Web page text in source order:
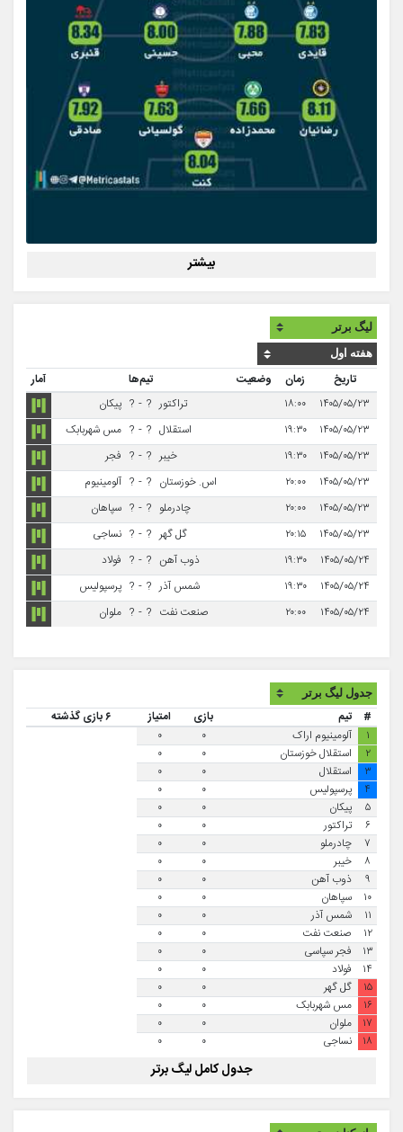
بیشتر
تاریخ زمان وضعیت تیم‌ها
آمار
۱۴۰۵/۰۵/۲۳
۱۸:۰۰ تراکتور ?
-
? پیکان
۱۴۰۵/۰۵/۲۳
۱۹:۳۰ استقلال ?
-
? مس شهربابک
۱۴۰۵/۰۵/۲۳
۱۹:۳۰ خیبر ?
-
? فجر
۱۴۰۵/۰۵/۲۳
۲۰:۰۰ اس. خوزستان ?
-
? آلومینیوم
۱۴۰۵/۰۵/۲۳
۲۰:۰۰ چادرملو ?
-
? سپاهان
۱۴۰۵/۰۵/۲۳
۲۰:۱۵ گل گهر ?
-
? نساجی
۱۴۰۵/۰۵/۲۴
۱۹:۳۰ ذوب آهن ?
-
? فولاد
۱۴۰۵/۰۵/۲۴
۱۹:۳۰ شمس آذر ?
-
? پرسپولیس
۱۴۰۵/۰۵/۲۴
۲۰:۰۰ صنعت نفت ?
-
? ملوان
# تیم بازی امتیاز
۶ بازی گذشته
۱
آلومینیوم اراک ۰
۰
۲
استقلال خوزستان ۰
۰
۳
استقلال ۰
۰
۴
پرسپولیس ۰
۰
۵
پیکان ۰
۰
۶
تراکتور ۰
۰
۷
چادرملو ۰
۰
۸
خیبر ۰
۰
۹
ذوب آهن ۰
۰
۱۰
سپاهان ۰
۰
۱۱
شمس آذر ۰
۰
۱۲
صنعت نفت ۰
۰
۱۳
فجر سپاسی ۰
۰
۱۴
فولاد ۰
۰
۱۵
گل گهر ۰
۰
۱۶
مس شهربابک ۰
۰
۱۷
ملوان ۰
۰
۱۸
نساجی ۰ ۰
جدول کامل لیگ برتر